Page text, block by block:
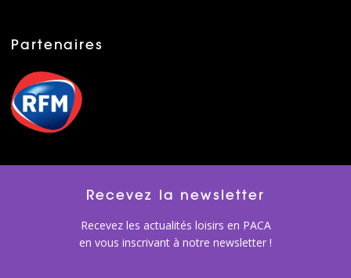
Partenaires
Recevez la newsletter
Recevez les actualités loisirs en PACA
en vous inscrivant à notre newsletter !